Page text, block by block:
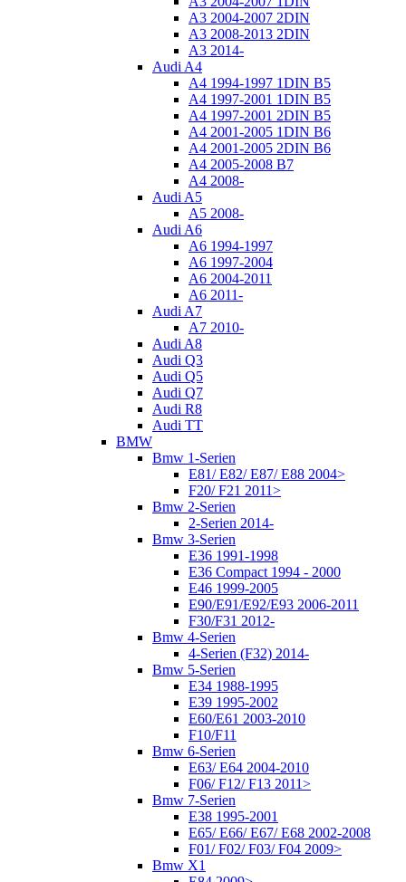
A3 2004-2007 2DIN
A3 2008-2013 2DIN
A3 2014-
Audi A4
A4 1994-1997 1DIN B5
A4 1997-2001 1DIN B5
A4 1997-2001 2DIN B5
A4 2001-2005 1DIN B6
A4 2001-2005 2DIN B6
A4 2005-2008 B7
A4 2008-
Audi A5
A5 2008-
Audi A6
A6 1994-1997
A6 1997-2004
A6 2004-2011
A6 2011-
Audi A7
A7 2010-
Audi A8
Audi Q3
Audi Q5
Audi Q7
Audi R8
Audi TT
BMW
Bmw 1-Serien
E81/ E82/ E87/ E88 2004>
F20/ F21 2011>
Bmw 2-Serien
2-Serien 2014-
Bmw 3-Serien
E36 1991-1998
E36 Compact 1994 - 2000
E46 1999-2005
E90/E91/E92/E93 2006-2011
F30/F31 2012-
Bmw 4-Serien
4-Serien (F32) 2014-
Bmw 5-Serien
E34 1988-1995
E39 1995-2002
E60/E61 2003-2010
F10/F11
Bmw 6-Serien
E63/ E64 2004-2010
F06/ F12/ F13 2011>
Bmw 7-Serien
E38 1995-2001
E65/ E66/ E67/ E68 2002-2008
F01/ F02/ F03/ F04 2009>
Bmw X1